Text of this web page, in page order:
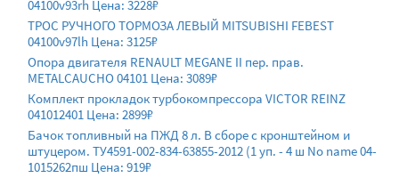
04100v93rh Цена: 3228₽
ТРОС РУЧНОГО ТОРМОЗА ЛЕВЫЙ MITSUBISHI FEBEST
04100v97lh Цена: 3125₽
Опора двигателя RENAULT MEGANE II пер. прав.
METALCAUCHO 04101 Цена: 3089₽
Комплект прокладок турбокомпрессора VICTOR REINZ
041012401 Цена: 2899₽
Бачок топливный на ПЖД 8 л. В сборе с кронштейном и
штуцером. ТУ4591-002-834-63855-2012 (1 уп. - 4 ш No name 04-
1015262пш Цена: 919₽